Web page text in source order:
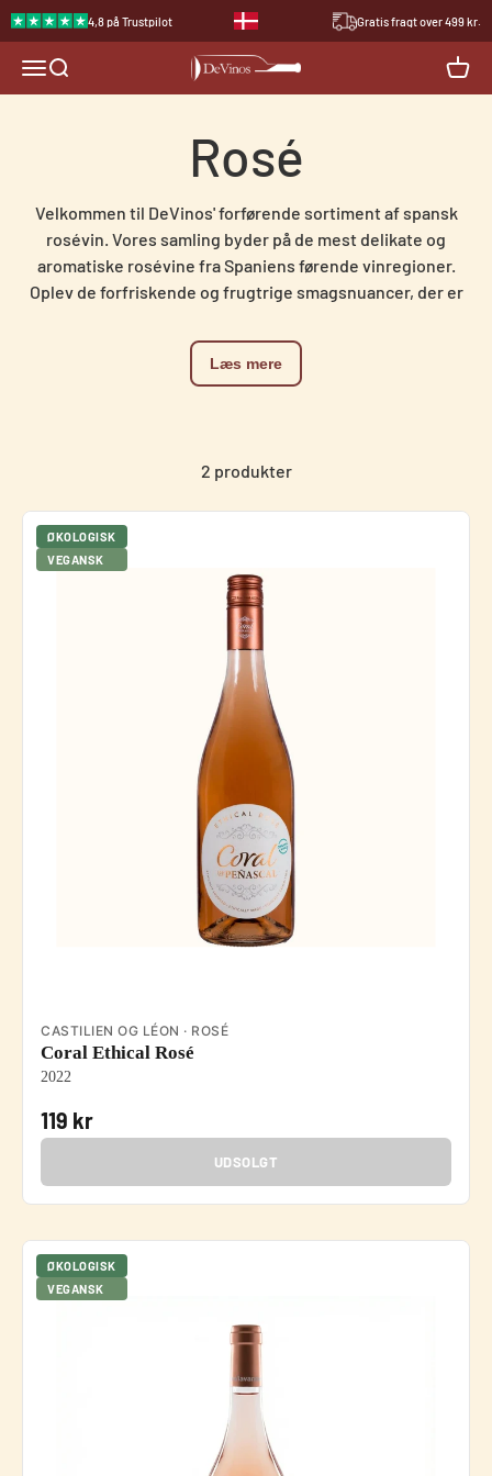
Spring til indhold4,8 på Trustpilot Gratis fragt over 499 kr.
Åbn navigationsmenu
Åbn søgefunktion devinos.dk Åbn
Velkommen til DeVinos' forførende sortiment af spansk
rosévin. Vores samling byder på de mest delikate og
aromatiske rosévine fra Spaniens førende vinregioner.
Oplev de forfriskende og frugtrige smagsnuancer, der er
til en let frokost eller ved en festlig sammenkomst. Bestil
din favorit rosévin i dag og lad os bringe en smag af
Læs mere
2 produkter
ØKOLOGISK
VEGANSK
CASTILIEN OG LÉON · ROSÉ
Coral Ethical Rosé
2022
119 kr
UDSOLGT
ØKOLOGISK
VEGANSK